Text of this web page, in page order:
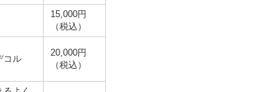
15,000円
（税込）
コル
20,000円
（税込）